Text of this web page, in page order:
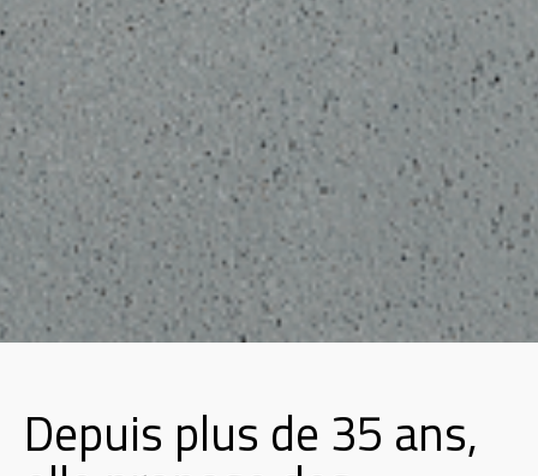
Depuis plus de 35 ans,